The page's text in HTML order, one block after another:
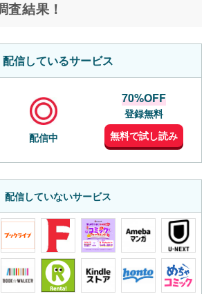
査結果！
配信しているサービス
配信中
70%OFF
登録無料
無料で試し読み
配信していないサービス